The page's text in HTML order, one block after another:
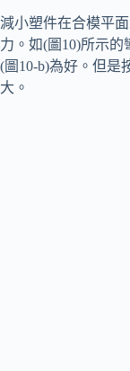
減小塑件在合模平
力。如(圖10)所示的
(圖10-b)為好。但是
大。